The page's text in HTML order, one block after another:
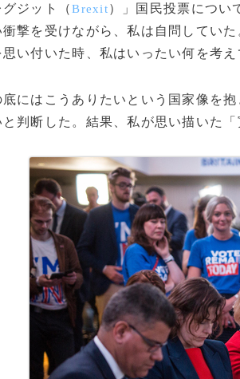
グジット（Brexit）」国民投票につい
衝撃を受けながら、私は自問してい
思い付いた時、私はいったい何を考え
にはこうありたいという国家像を
と判断した。結果、私が思い描いた